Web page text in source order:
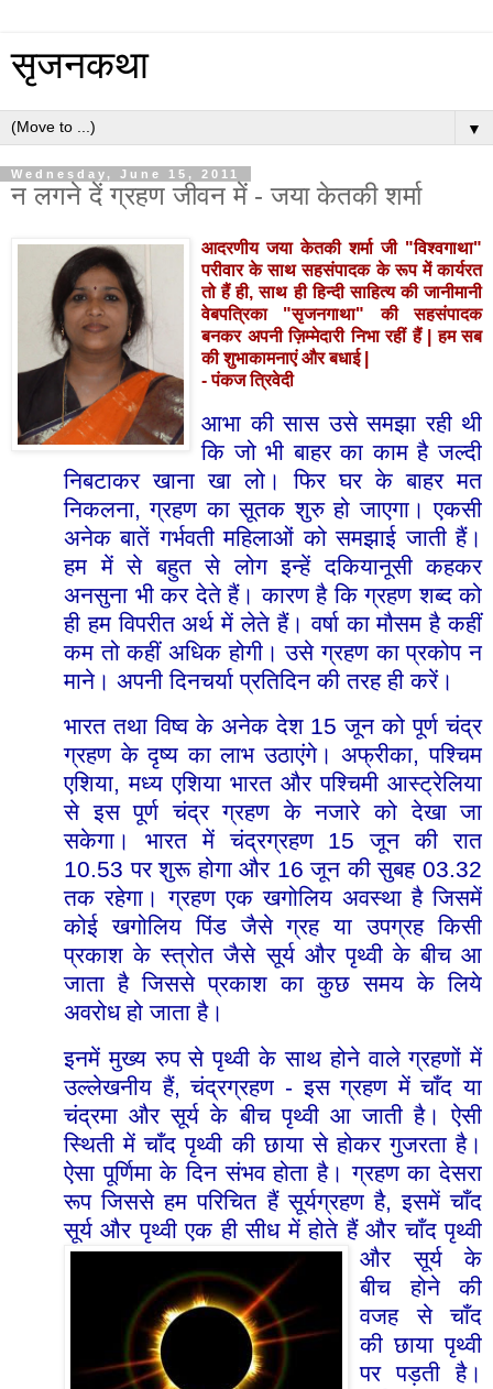
सृजनकथा
▼
Wednesday, June 15, 2011
न लगने दें ग्रहण जीवन में - जया केतकी शर्मा
आदरणीय जया केतकी शर्मा जी"विश्वगाथा"
परीवार के साथसहसंपादक के रूप में कार्यरत
तो हैं ही,साथ ही हिन्दी साहित्य की जानीमानी
वेबपत्रिका"सृजनगाथा"की
सहसंपादक
बनकर अपनी ज़िम्मेदारी निभा रहीं हैं|हम सब
की शुभाकामनाएं और बधाई|
-पंकज त्रिवेदी
आभा की सास उसे समझा रही थी
कि जो भी बाहर का काम है जल्दी
निबटाकर खाना खा लो। फिर घर के बाहर मत
निकलना ,ग्रहण का सूतक शुरु हो जाएगा। एकसी
अनेक बातें गर्भवती महिलाओं को समझाई जाती हैं।
हम में से बहुत से लोग इन्हें दकियानूसी कहकर
अनसुना भी कर देते हैं। कारण है कि ग्रहण शब्द को
ही हम विपरीत अर्थ में लेते हैं। वर्षा का मौसम है कहीं
कम तो कहीं अधिक होगी। उसे ग्रहण का प्रकोप न
माने। अपनी दिनचर्या प्रतिदिन की तरह ही करें।
भारत तथा विष्व के अनेक देश15जून को पूर्ण चंद्र
ग्रहण के दृष्य का लाभ उठाएंगे। अफ्रीका,पश्चिम
एशिया,मध्य एशिया भारत और पश्चिमी आस्ट्रेलिया
से इस पूर्ण चंद्र ग्रहण के नजारे को देखा जा
सकेगा।
भारत में चंद्रग्रहण15जून की रात
10.53पर शुरू होगा और16जून की सुबह03.32
तक रहेगा। ग्रहण एक खगोलिय अवस्था है जिसमें
कोई खगोलिय पिंड जैसे ग्रह या उपग्रह किसी
प्रकाश के स्त्रोत जैसे सूर्य और पृथ्वी के बीच आ
जाता है जिससे प्रकाश का कुछ समय के लिये
अवरोध हो जाता है।
इनमें मुख्य रुप से पृथ्वी के साथ होने वाले ग्रहणों में
उल्लेखनीय हैं,चंद्रग्रहण -इस ग्रहण में चाँद या
चंद्रमा और सूर्य के बीच पृथ्वी आ जाती है।
ऐसी
स्थिती में चाँद पृथ्वी की छाया से होकर गुजरता है।
ऐसा पूर्णिमा के दिन संभव होता है। ग्रहण का देसरा
रूप जिससे हम परिचित हैं सूर्यग्रहण है,इसमें चाँद
सूर्य और पृथ्वी एक ही सीध में होते हैं और चाँद पृथ्वी
और
सूर्य
के
बीच
होने
की
वजह
से
चाँद
की छाया पृथ्वी
पर
पड़ती
है।